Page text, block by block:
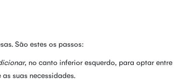
São estes os passos:
, no canto inferior esquerdo, para optar entre
suas necessidades.